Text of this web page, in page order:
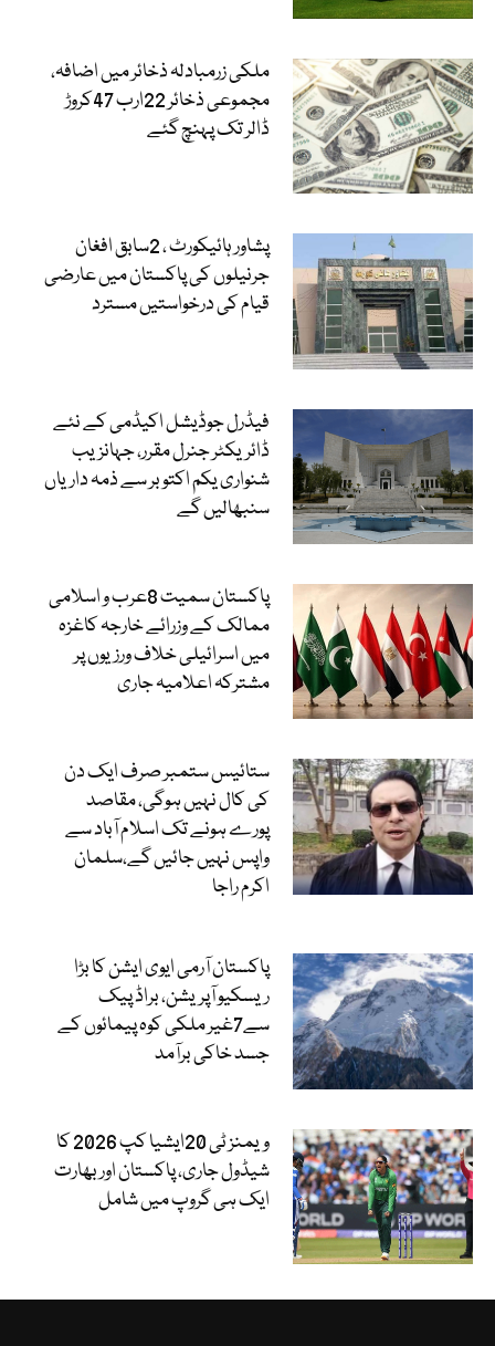
ملکی زرمبادلہ ذخائر میں اضافہ،
مجموعی ذخائر 22ارب 47کروڑ
ڈالر تک پہنچ گئے
پشاور ہائیکورٹ ، 2سابق افغان
جرنیلوں کی پاکستان میں عارضی
قیام کی درخواستیں مسترد
فیڈرل جوڈیشل اکیڈمی کے نئے
ڈائریکٹر جنرل مقرر، جہانزیب
شنواری یکم اکتوبر سے ذمہ داریاں
سنبھالیں گے
پاکستان سمیت 8عرب و اسلامی
ممالک کے وزرائے خارجہ کاغزہ
میں اسرائیلی خلاف ورزیوں پر
مشترکہ اعلامیہ جاری
ستائیس ستمبر صرف ایک دن
کی کال نہیں ہوگی، مقاصد
پورے ہونے تک اسلام آباد سے
واپس نہیں جائیں گے،سلمان
اکرم راجا
پاکستان آرمی ایوی ایشن کا بڑا
ریسکیو آپریشن، براڈ پیک
سے7غیر ملکی کوہ پیمائوں کے
جسد خاکی برآمد
ویمنز ٹی 20ایشیا کپ 2026 کا
شیڈول جاری، پاکستان اور بھارت
ایک ہی گروپ میں شامل